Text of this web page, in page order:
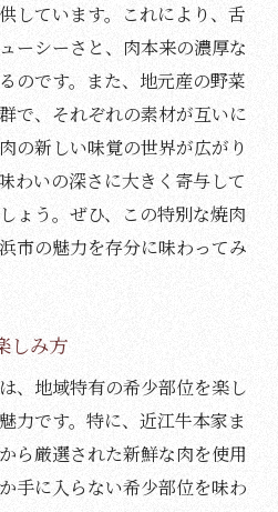
しています。これにより、舌
ーシーさと、肉本来の濃厚な
のです。また、地元産の野菜
で、それぞれの素材が互いに
の新しい味覚の世界が広がり
わいの深さに大きく寄与して
ょう。ぜひ、この特別な焼肉
市の魅力を存分に味わってみ
しみ方
、地域特有の希少部位を楽し
力です。特に、近江牛本家ま
ら厳選された新鮮な肉を使用
手に入らない希少部位を味わ